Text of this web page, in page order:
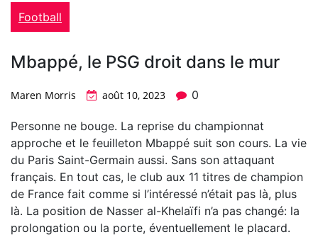
Football
Mbappé, le PSG droit dans le mur
Maren Morris août 10, 2023 0
Personne ne bouge. La reprise du championnat
approche et le feuilleton Mbappé suit son cours. La vie
du Paris Saint-Germain aussi. Sans son attaquant
français. En tout cas, le club aux 11 titres de champion
de France fait comme si l’intéressé n’était pas là, plus
là. La position de Nasser al-Khelaïfi n’a pas changé: la
prolongation ou la porte, éventuellement le placard.